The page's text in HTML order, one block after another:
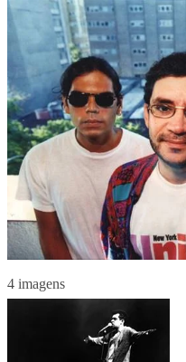
4 imagens